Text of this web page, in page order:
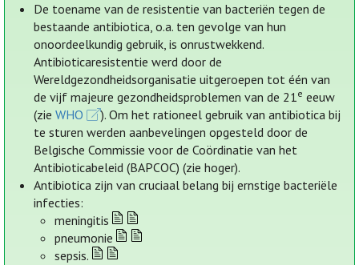
De toename van de resistentie van bacteriën tegen de
bestaande antibiotica, o.a. ten gevolge van hun
onoordeelkundig gebruik, is onrustwekkend.
Antibioticaresistentie werd door de
Wereldgezondheidsorganisatie uitgeroepen tot één van
de vijf majeure gezondheidsproblemen van de 21e eeuw
(zieWHO
). Om het rationeel gebruik van antibiotica bij
te sturen werden aanbevelingen opgesteld door de
Belgische Commissie voor de Coördinatie van het
Antibioticabeleid (BAPCOC) (zie hoger).
Antibiotica zijn van cruciaal belang bij ernstige bacteriële
infecties:
meningitis
pneumonie
sepsis.